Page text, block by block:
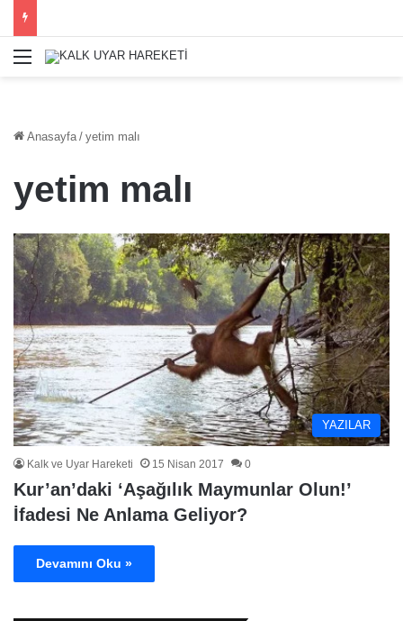
Menü
Anasayfa / yetim malı
yetim malı
YAZILAR
Kalk ve Uyar Hareketi 15 Nisan 2017 0
Kur’an’daki ‘Aşağılık Maymunlar Olun!’
İfadesi Ne Anlama Geliyor?
Devamını Oku »